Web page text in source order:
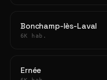
Bonchamp-lès-Laval
6K hab.
Ernée